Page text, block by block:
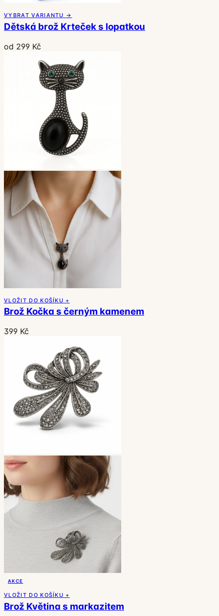
VYBRAT VARIANTU →
Dětská brož Krteček s lopatkou
od 299 Kč
VLOŽIT DO KOŠÍKU +
Brož Kočka s černým kamenem
399 Kč
AKCE
VLOŽIT DO KOŠÍKU +
Brož Květina s markazitem